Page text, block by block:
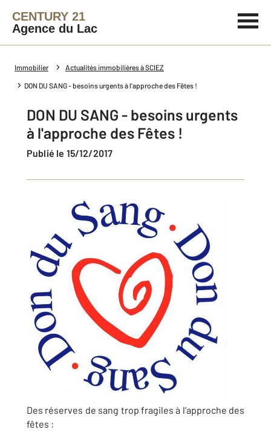
CENTURY 21
Agence du Lac
Immobilier Actualités immobilières à SCIEZ
DON DU SANG - besoins urgents à l'approche des Fêtes !
DON DU SANG - besoins urgents
à l'approche des Fêtes !
Publié le 15/12/2017
Des réserves de sang trop fragiles à l’approche des
fêtes :